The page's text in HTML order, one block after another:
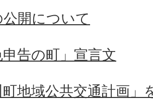
開について
申告の町」宣言文
町地域公共交通計画